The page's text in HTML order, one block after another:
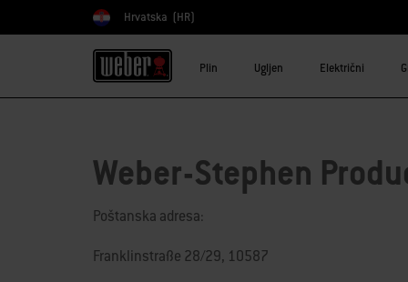
Odaberite državu
Hrvatska (HR)
Plin Ugljen Električni
Weber-Stephen
Poštanska adresa:
Franklinstraße 28/29, 10587